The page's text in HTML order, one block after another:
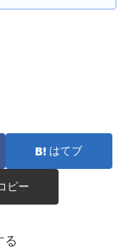
はてブ
ピー
る